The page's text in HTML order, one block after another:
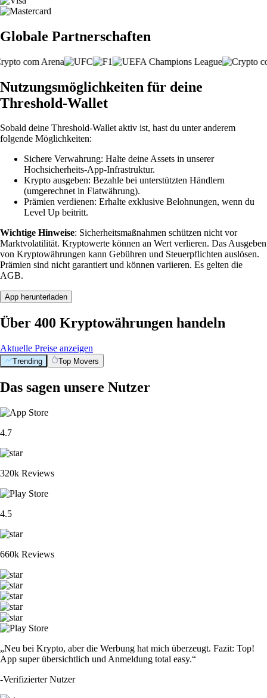
Globale Partnerschaften
Nutzungsmöglichkeiten für deine
Threshold-Wallet
Sobald deine Threshold-Wallet aktiv ist, hast du unter anderem
folgende Möglichkeiten:
Sichere Verwahrung: Halte deine Assets in unserer
Hochsicherheits-App-Infrastruktur.
Krypto ausgeben: Bezahle bei unterstützten Händlern
(umgerechnet in Fiatwährung).
Prämien verdienen: Erhalte exklusive Belohnungen, wenn du
Level Up beitritt.
Wichtige Hinweise: Sicherheitsmaßnahmen schützen nicht vor
Marktvolatilität. Kryptowerte können an Wert verlieren. Das Ausgeben
von Kryptowährungen kann Gebühren und Steuerpflichten auslösen.
Prämien sind nicht garantiert und können variieren. Es gelten die
AGB.
App herunterladen
Über 400 Kryptowährungen handeln
Aktuelle Preise anzeigen
Trending Top Movers
Das sagen unsere Nutzer
4.7
320k Reviews
4.5
660k Reviews
„Neu bei Krypto, aber die Werbung hat mich überzeugt. Fazit: Top!
App super übersichtlich und Anmeldung total easy.“
-Verifizierter Nutzer